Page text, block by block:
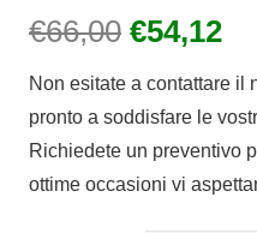
€66,00 Il
originale
era:
€66,00.
€54,12Il
è:
Non esitate a contattare il
pronto a soddisfare le
Richiedete un preventivo
ottime occasioni vi